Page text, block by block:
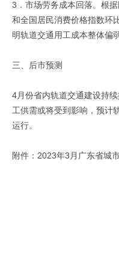
3．市场劳务成本回落。根
和全国居民消费价格指数环
明轨道交通用工成本整体偏
三、后市预测
4月份省内轨道交通建设持
工供需或将受到影响，预计
运行。
附件：2023年3月广东省城